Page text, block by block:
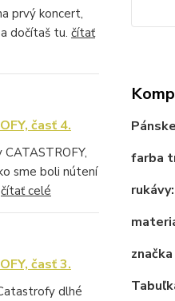
prvý koncert,
dočítaš tu. čítať
časť 4.
sme boli nútení
čítať celé
časť 3.
dlhé
farba